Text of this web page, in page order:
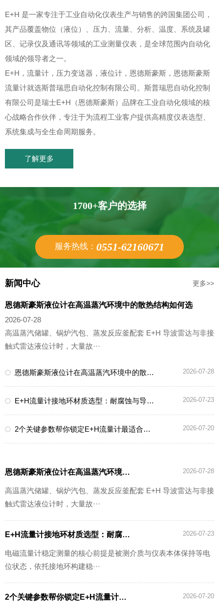
E+H 是一家专注于工业自动化仪表生产与销售的跨国集团公司，
其产品覆盖物位（液位）、压力、流量、分析、温度、系统及罐
区、记录仪及通讯等领域的工业测量仪表，是全球范围内自动化
领域的领导者之一。
E+H，流量计，压力变送器，液位计，恩德斯豪斯，恩德斯豪斯
流量计就选斯普瑞思自动化控制有限公司。斯普瑞思自动化控制
有限公司是瑞士E+H（恩德斯豪斯）品牌在工业自动化领域的核
心战略合作伙伴，专注于为流程工业客户提供高精度仪表选型、
系统集成与全生命周期服务。
了解更多
1700+客户的选择
服务热线： 0551-62160671
新闻中心 更多>>
恩德斯豪斯液位计在高温蒸汽环境中的散热结构如何选
2026-07-28
高温蒸汽储罐、锅炉汽包、蒸发反应釜配套 E+H 导波雷达与非接
触式雷达液位计时，大量故···
恩德斯豪斯液位计在高温蒸汽环境中的散热结构如何选 2026-07-28
E+H流量计接地环材质选型：耐腐蚀与导电性平衡要点 2026-07-23
2个关键参数帮你锁定E+H流量计最适合的量程 2026-07-20
恩德斯豪斯液位计在高温蒸汽环境中的散热结构如何选 2026-07-28
高温蒸汽储罐、锅炉汽包、蒸发反应釜配套 E+H 导波雷达与非接
触式雷达液位计时，大量故···
E+H流量计接地环材质选型：耐腐蚀与导电性平衡要点 2026-07-23
电磁流量计稳定测量的核心前提是被测介质与仪表本体保持等电
位状态，依托接地环构建稳···
2个关键参数帮你锁定E+H流量计最适合的量程 2026-07-20